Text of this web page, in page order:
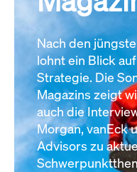
Nach den
lohnt ein Blick
Strategie. Die
Magazins zeigt
auch die
Morgan, vanEck
Advisors zu